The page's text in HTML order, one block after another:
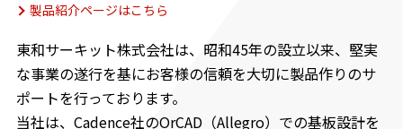
製品紹介ページはこちら
東和サーキット株式会社は、昭和45年の設立以来、堅実
な事業の遂行を基にお客様の信頼を大切に製品作りのサ
ポートを行っております。
当社は、Cadence社のOrCAD（Allegro）での基板設計を